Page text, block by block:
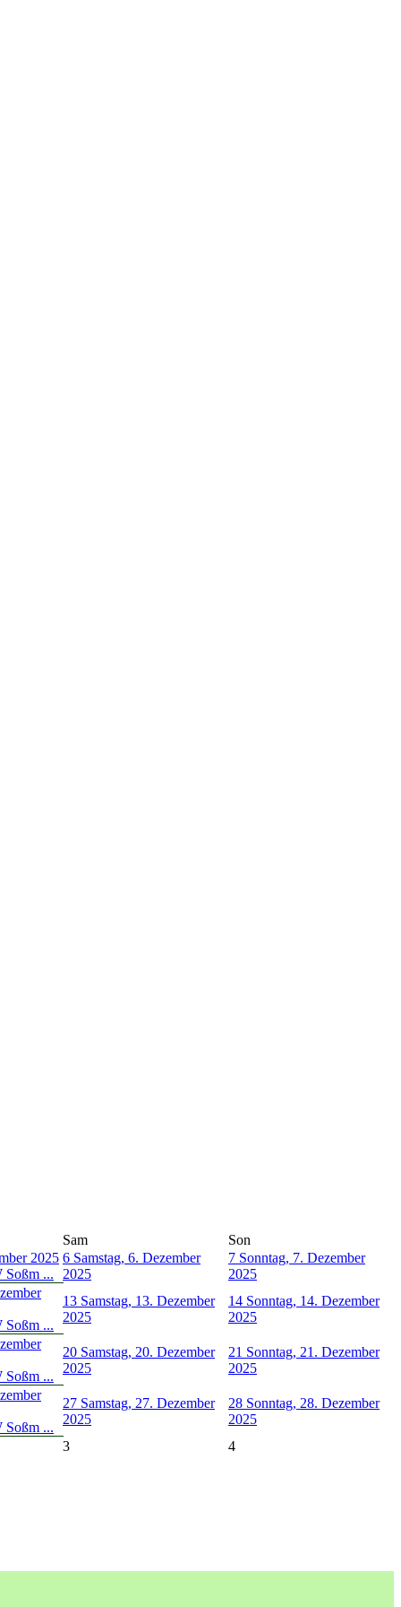
Sam
Son
2025
Soßm ...
6 Samstag, 6. Dezember
2025
7 Sonntag, 7. Dezember
2025
Soßm ...
13 Samstag, 13. Dezember
2025
14 Sonntag, 14. Dezember
2025
Soßm ...
20 Samstag, 20. Dezember
2025
21 Sonntag, 21. Dezember
2025
Soßm ...
27 Samstag, 27. Dezember
2025
28 Sonntag, 28. Dezember
2025
3
4